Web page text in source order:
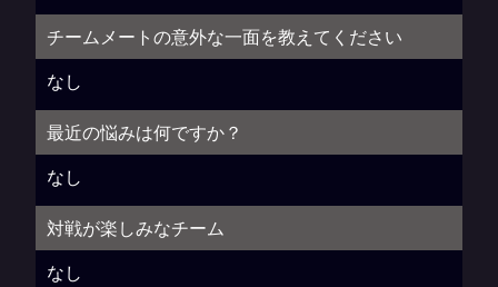
チームメートの意外な一面を教えてください
なし
最近の悩みは何ですか？
なし
対戦が楽しみなチーム
なし